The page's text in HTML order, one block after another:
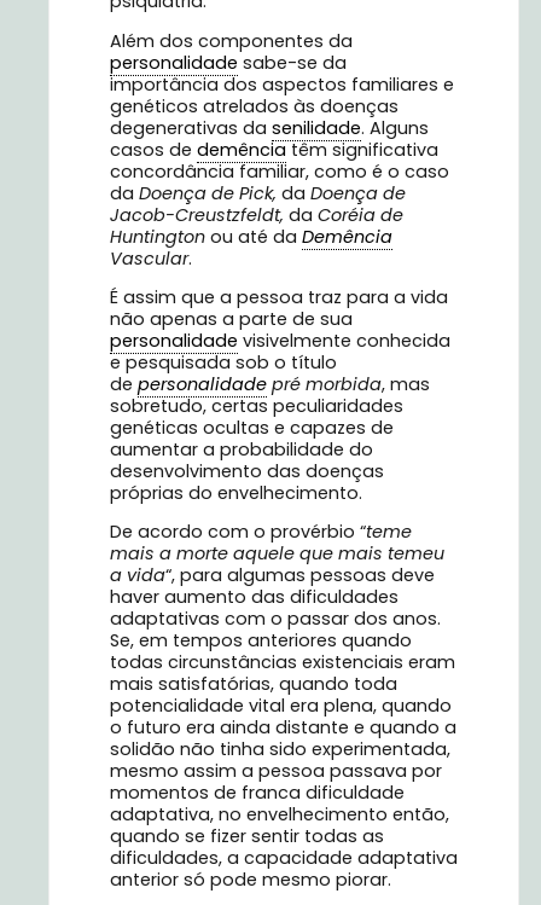
Além dos componentes da
personalidade sabe-se da
importância dos aspectos familiares e
genéticos atrelados às doenças
degenerativas da senilidade. Alguns
casos de demênciatêm significativa
concordância familiar, como é o caso
da Doença de Pick, da Doença de
Jacob-Creustzfeldt, da Coréia de
Huntington ou até da Demência
Vascular.
É assim que a pessoa traz para a vida
não apenas a parte de sua
personalidade visivelmente conhecida
e pesquisada sob o título
de personalidade pré morbida, mas
sobretudo, certas peculiaridades
genéticas ocultas e capazes de
aumentar a probabilidade do
desenvolvimento das doenças
próprias do envelhecimento.
De acordo com o provérbio “teme
mais a morte aquele que mais temeu
a vida“, para algumas pessoas deve
haver aumento das dificuldades
adaptativas com o passar dos anos.
Se, em tempos anteriores quando
todas circunstâncias existenciais eram
mais satisfatórias, quando toda
potencialidade vital era plena, quando
o futuro era ainda distante e quando a
solidão não tinha sido experimentada,
mesmo assim a pessoa passava por
momentos de franca dificuldade
adaptativa, no envelhecimento então,
quando se fizer sentir todas as
dificuldades, a capacidade adaptativa
anterior só pode mesmo piorar.